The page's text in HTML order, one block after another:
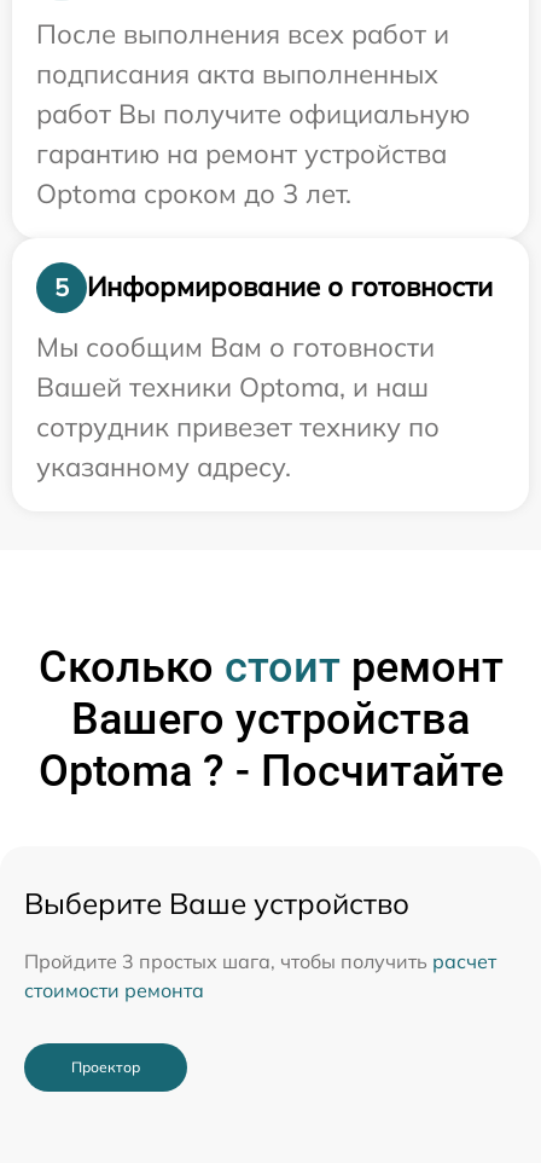
После выполнения всех работ и
подписания акта выполненных
работ Вы получите официальную
гарантию на ремонт устройства
Optoma сроком до 3 лет.
5
Информирование о готовности
Мы сообщим Вам о готовности
Вашей техники Optoma, и наш
сотрудник привезет технику по
указанному адресу.
Сколько стоитремонт
Вашего устройства
Optoma ? - Посчитайте
Выберите Ваше устройство
Пройдите 3 простых шага, чтобы получить расчет
стоимости ремонта
Проектор